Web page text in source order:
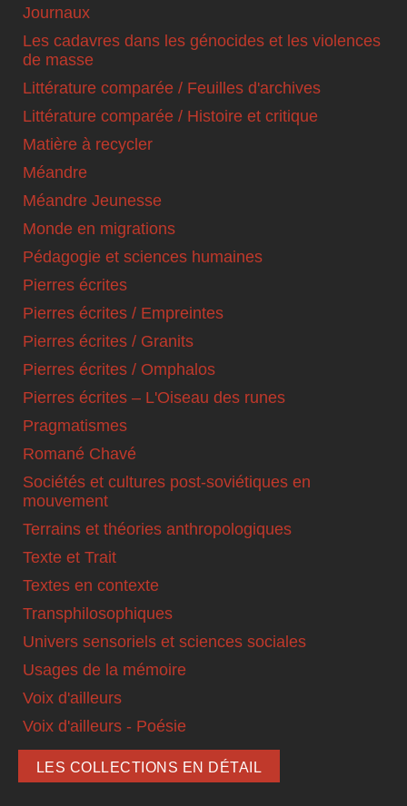
Journaux
Les cadavres dans les génocides et les violences
de masse
Littérature comparée / Feuilles d'archives
Littérature comparée / Histoire et critique
Matière à recycler
Méandre
Méandre Jeunesse
Monde en migrations
Pédagogie et sciences humaines
Pierres écrites
Pierres écrites / Empreintes
Pierres écrites / Granits
Pierres écrites / Omphalos
Pierres écrites – L'Oiseau des runes
Pragmatismes
Romané Chavé
Sociétés et cultures post-soviétiques en
mouvement
Terrains et théories anthropologiques
Texte et Trait
Textes en contexte
Transphilosophiques
Univers sensoriels et sciences sociales
Usages de la mémoire
Voix d'ailleurs
Voix d'ailleurs - Poésie
LES COLLECTIONS EN DÉTAIL